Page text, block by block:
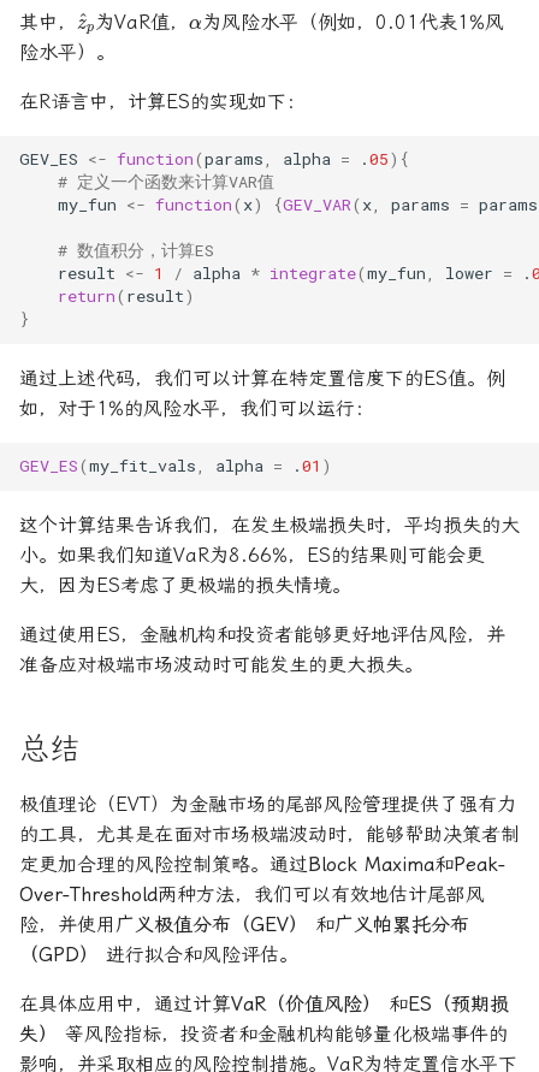
其中， z ^p
为VaR值，
为风险水平（例如，0.01代表1%风
险水平）。
在R语言中，计算ES的实现如下：
GEV_ES <- function(params, alpha = .05){
# 定义一个函数来计算VAR值
my_fun <- function( x) {GEV_VAR( x, params = params
# 数值积分，计算ES
result <- 1 / alpha * integrate(my_fun, lower = .
return( result)
}
通过上述代码，我们可以计算在特定置信度下的ES值。例
如，对于1%的风险水平，我们可以运行：
GEV_ES(my_fit_vals, alpha = .01 )
这个计算结果告诉我们，在发生极端损失时，平均损失的大
小。如果我们知道VaR为8.66%，ES的结果则可能会更
大，因为ES考虑了更极端的损失情境。
通过使用ES，金融机构和投资者能够更好地评估风险，并
准备应对极端市场波动时可能发生的更大损失。
总结
极值理论（EVT）为金融市场的尾部风险管理提供了强有力
的工具，尤其是在面对市场极端波动时，能够帮助决策者制
定更加合理的风险控制策略。通过Block Maxima和Peak-
Over-Threshold两种方法，我们可以有效地估计尾部风
险，并使用 广义极值分布（GEV） 和广义帕累托分布
（GPD）
进行拟合和风险评估。
在具体应用中，通过计算VaR（价值风险） 和ES（预期损
失）
等风险指标，投资者和金融机构能够量化极端事件的
影响，并采取相应的风险控制措施。VaR为特定置信水平下